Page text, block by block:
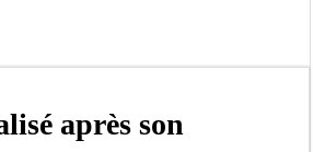
réservant un accueil exceptionnel au Président
Idrissa Samb apporte son soutien aux
après son